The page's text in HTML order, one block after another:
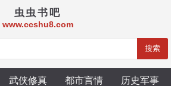
虫虫书吧
www.ccshu8.com
搜索
武侠修真 都市言情 历史军事